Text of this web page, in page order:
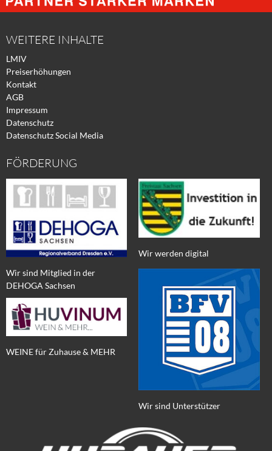
Facebook
Xing Twitter
WEITERE INHALTE
LMIV
Preiserhöhungen
Kontakt
AGB
Impressum
Datenschutz
Datenschutz Social Media
FÖRDERUNG
Wir sind Mitglied in der
DEHOGA Sachsen
WEINE für Zuhause & MEHR
Wir werden digital
Wir sind Unterstützer